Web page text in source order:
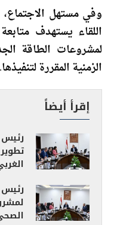
وفي مستهل
اللقاء يستهدف
لمشروعات الطاقة
الزمنية المقررة لتنفيذها.
إقرأ أيضاً
رئيس